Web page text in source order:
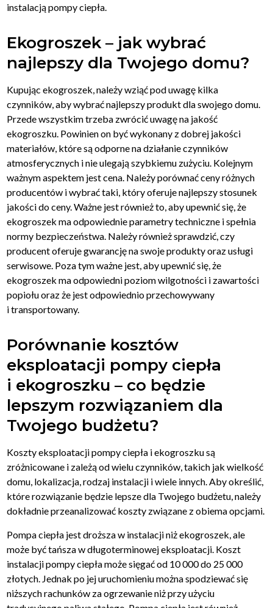
instalacją pompy ciepła.
Ekogroszek – jak wybrać
najlepszy dla Twojego domu?
Kupując ekogroszek, należy wziąć pod uwagę kilka
czynników, aby wybrać najlepszy produkt dla swojego domu.
Przede wszystkim trzeba zwrócić uwagę na jakość
ekogroszku. Powinien on być wykonany z dobrej jakości
materiałów, które są odporne na działanie czynników
atmosferycznych i nie ulegają szybkiemu zużyciu. Kolejnym
ważnym aspektem jest cena. Należy porównać ceny różnych
producentów i wybrać taki, który oferuje najlepszy stosunek
jakości do ceny. Ważne jest również to, aby upewnić się, że
ekogroszek ma odpowiednie parametry techniczne i spełnia
normy bezpieczeństwa. Należy również sprawdzić, czy
producent oferuje gwarancję na swoje produkty oraz usługi
serwisowe. Poza tym ważne jest, aby upewnić się, że
ekogroszek ma odpowiedni poziom wilgotności i zawartości
popiołu oraz że jest odpowiednio przechowywany
i transportowany.
Porównanie kosztów
eksploatacji pompy ciepła
i ekogroszku – co będzie
lepszym rozwiązaniem dla
Twojego budżetu?
Koszty eksploatacji pompy ciepła i ekogroszku są
zróżnicowane i zależą od wielu czynników, takich jak wielkość
domu, lokalizacja, rodzaj instalacji i wiele innych. Aby określić,
które rozwiązanie będzie lepsze dla Twojego budżetu, należy
dokładnie przeanalizować koszty związane z obiema opcjami.
Pompa ciepła jest droższa w instalacji niż ekogroszek, ale
może być tańsza w długoterminowej eksploatacji. Koszt
instalacji pompy ciepła może sięgać od 10 000 do 25 000
złotych. Jednak po jej uruchomieniu można spodziewać się
niższych rachunków za ogrzewanie niż przy użyciu